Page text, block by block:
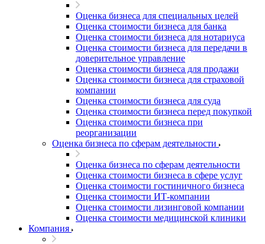
Оценка бизнеса для специальных целей
Оценка стоимости бизнеса для банка
Оценка стоимости бизнеса для нотариуса
Оценка стоимости бизнеса для передачи в
доверительное управление
Оценка стоимости бизнеса для продажи
Оценка стоимости бизнеса для страховой
компании
Оценка стоимости бизнеса для суда
Оценка стоимости бизнеса перед покупкой
Оценка стоимости бизнеса при
реорганизации
Оценка бизнеса по сферам деятельности
Оценка бизнеса по сферам деятельности
Оценка стоимости бизнеса в сфере услуг
Оценка стоимости гостиничного бизнеса
Оценка стоимости ИТ-компании
Оценка стоимости лизинговой компании
Оценка стоимости медицинской клиники
Компания